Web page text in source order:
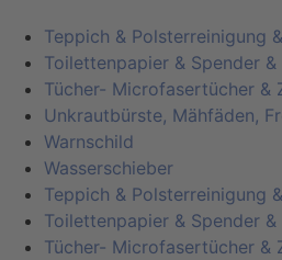
Teppich & Polsterreinigung
Toilettenpapier & Spender
Tücher- Microfasertücher &
Unkrautbürste, Mähfäden,
Warnschild
Wasserschieber
Teppich & Polsterreinigung
Toilettenpapier & Spender
Tücher- Microfasertücher &